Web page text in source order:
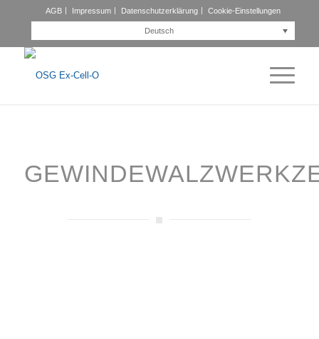
AGB Impressum Datenschutzerklärung Cookie-Einstellungen
Deutsch